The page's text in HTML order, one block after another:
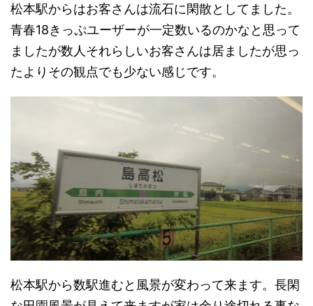
松本駅からはお客さんは流石に閑散としてました。
青春18きっぷユーザーが一定数いるのかなと思って
ましたが数人それらしいお客さんは居ましたが思っ
たよりその観点でも少ない感じです。
松本駅から数駅進むと風景が変わって来ます。長閑